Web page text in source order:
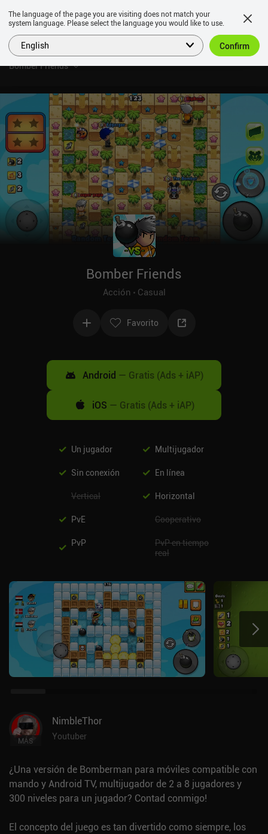
Bomber Friends
Bomber Friends
Acción Casual
Favorito
Android — Gratis (Ads + iAP)
iOS — Gratis (Ads + iAP)
Un jugador Multijugador
Sin conexión En línea
Vertical Horizontal
PvE Cooperativo
PvP
PvP en tiempo
real
MÁS
NimbleThor
Youtuber
¿Una versión de Bomberman para móviles compatible con
mando y Android TV, multijugador de 2 a 8 jugadores y
300 niveles para un jugador? Contad conmigo!
El concepto del juego es tan divertido como siempre, los
The language of the page you are visiting does not match your
system language. Please select the language you would like to use.
English Confirm